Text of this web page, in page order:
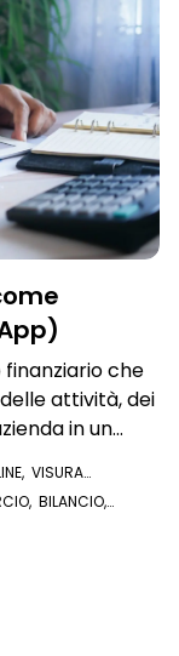
finanziario che
attività, dei
in un
online
, VISURA
, BILANCIO,